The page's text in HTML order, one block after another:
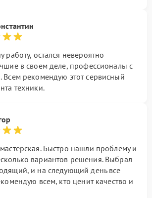
работу, остался невероятно
в своем деле, профессионалы с
рекомендую этот сервисный
техники.
Быстро нашли проблему и
вариантов решения. Выбрал
и на следующий день все
всем, кто ценит качество и